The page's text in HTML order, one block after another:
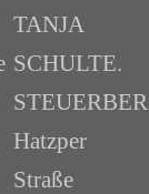
TANJA
SCHULTE.
Hatzper
Straße